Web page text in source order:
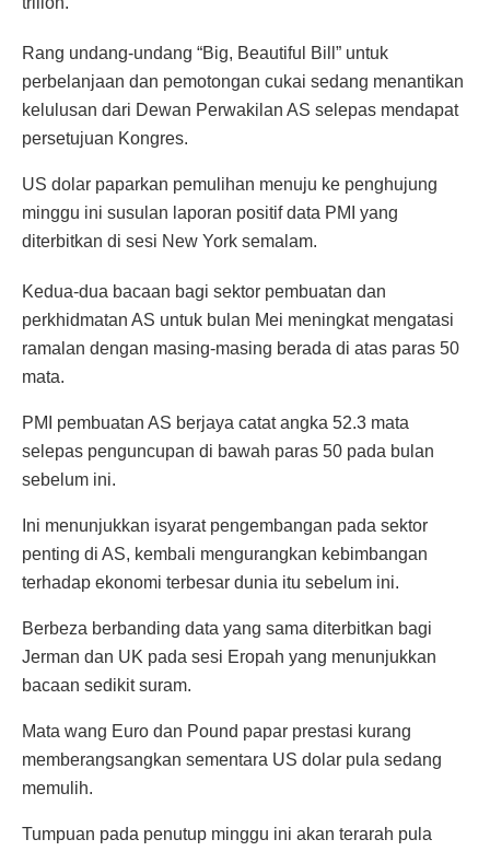
Rang undang-undang “Big, Beautiful Bill” untuk
perbelanjaan dan pemotongan cukai sedang menantikan
kelulusan dari Dewan Perwakilan AS selepas mendapat
persetujuan Kongres.
US dolar paparkan pemulihan menuju ke penghujung
minggu ini susulan laporan positif data PMI yang
diterbitkan di sesi New York semalam.
Kedua-dua bacaan bagi sektor pembuatan dan
perkhidmatan AS untuk bulan Mei meningkat mengatasi
ramalan dengan masing-masing berada di atas paras 50
mata.
PMI pembuatan AS berjaya catat angka 52.3 mata
selepas penguncupan di bawah paras 50 pada bulan
sebelum ini.
Ini menunjukkan isyarat pengembangan pada sektor
penting di AS, kembali mengurangkan kebimbangan
terhadap ekonomi terbesar dunia itu sebelum ini.
Berbeza berbanding data yang sama diterbitkan bagi
Jerman dan UK pada sesi Eropah yang menunjukkan
bacaan sedikit suram.
Mata wang Euro dan Pound papar prestasi kurang
memberangsangkan sementara US dolar pula sedang
memulih.
Tumpuan pada penutup minggu ini akan terarah pula